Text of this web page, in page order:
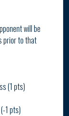
will be
prior to that
(1 pts)
1 pts)